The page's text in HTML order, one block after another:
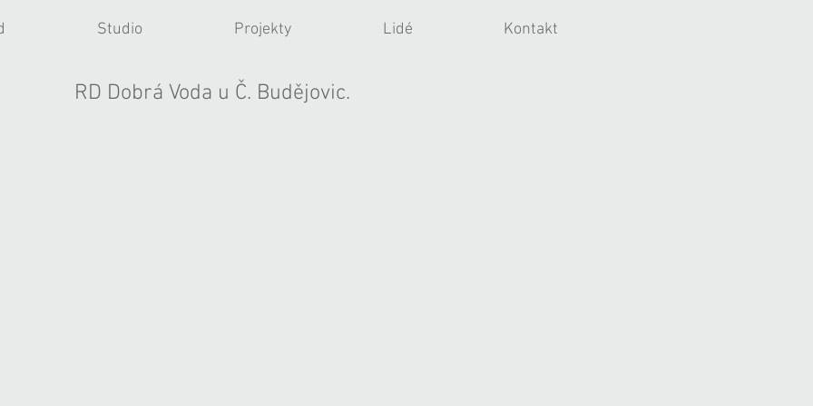
Studio Projekty Lidé Kontakt
RD Dobrá Voda u Č. Budějovic.